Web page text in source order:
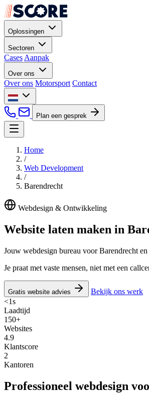
Oplossingen
Sectoren
Cases Aanpak
Over ons
Over ons Motorsport Contact
Plan een gesprek
Home
/
Web Development
/
Barendrecht
Webdesign & Ontwikkeling
Website laten maken in
Jouw webdesign bureau voor Barendrecht
Je praat met vaste mensen, niet met een
Gratis website advies
Bekijk ons werk
<1s
Laadtijd
150+
Websites
4.9
Klantscore
2
Kantoren
Professioneel webdesign